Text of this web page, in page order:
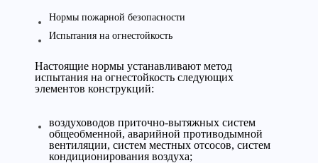
Нормы пожарной безопасности
Испытания на огнестойкость
Настоящие нормы устанавливают метод
испытания на огнестойкость следующих
элементов конструкций:
воздуховодов приточно-вытяжных систем
общеобменной, аварийной противодымной
вентиляции, систем местных отсосов, систем
кондиционирования воздуха;